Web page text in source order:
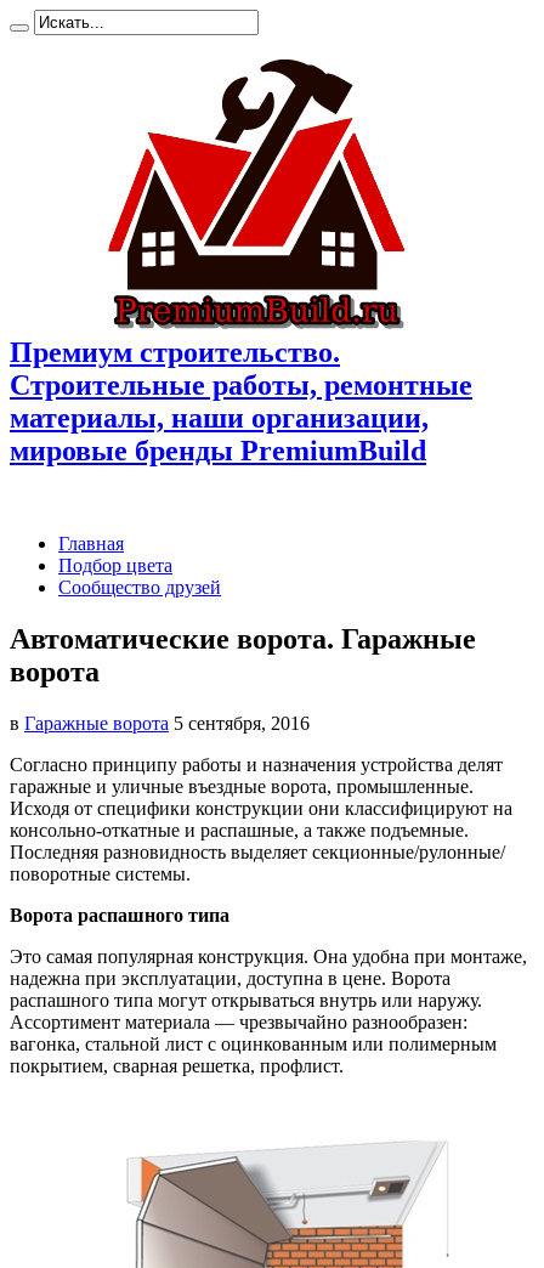
Премиум cтроительство.
Cтроительные работы, ремонтные
материалы, наши организации,
мировые бренды PremiumBuild
Главная
Подбор цвета
Сообщество друзей
Автоматические ворота. Гаражные
ворота
в Гаражные ворота 5 сентября, 2016
Согласно принципу работы и назначения устройства делят
гаражные и уличные въездные ворота, промышленные.
Исходя от специфики конструкции они классифицируют на
консольно-откатные и распашные, а также подъемные.
Последняя разновидность выделяет секционные/рулонные/
поворотные системы.
Ворота распашного типа
Это самая популярная конструкция. Она удобна при монтаже,
надежна при эксплуатации, доступна в цене. Ворота
распашного типа могут открываться внутрь или наружу.
Ассортимент материала — чрезвычайно разнообразен:
вагонка, стальной лист с оцинкованным или полимерным
покрытием, сварная решетка, профлист.